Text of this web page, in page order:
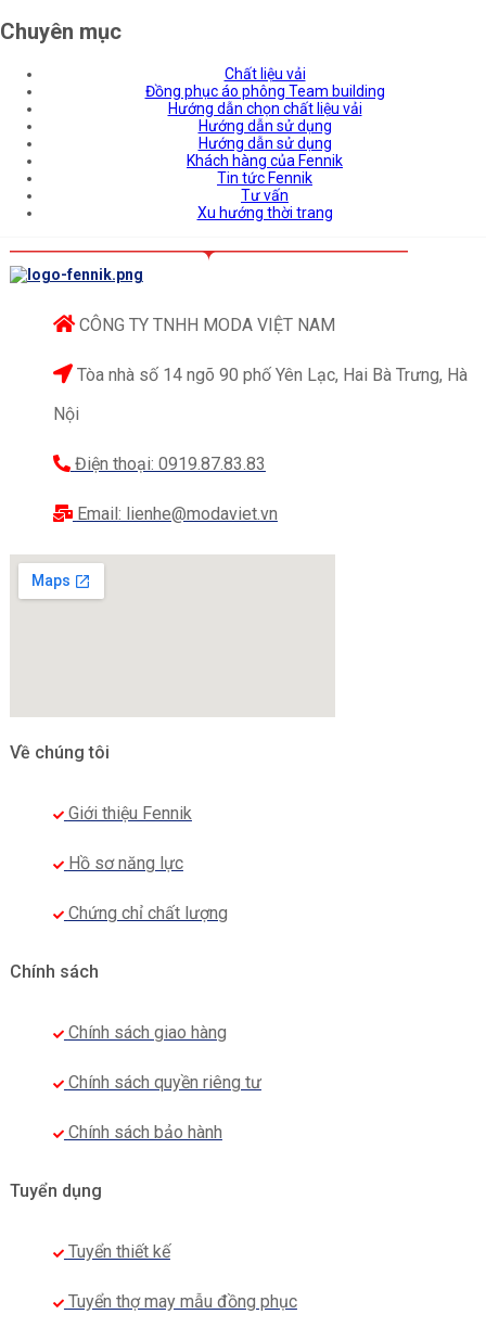
Chuyên mục
Chất liệu vải
Đồng phục áo phông Team building
Hướng dẫn chọn chất liệu vải
Hướng dẫn sử dụng
Hướng dẫn sử dụng
Khách hàng của Fennik
Tin tức Fennik
Tư vấn
Xu hướng thời trang
CÔNG TY TNHH MODA VIỆT NAM
Tòa nhà số 14 ngõ 90 phố Yên Lạc, Hai Bà Trưng, Hà
Nội
Điện thoại: 0919.87.83.83
Email: lienhe@modaviet.vn
Về chúng tôi
Giới thiệu Fennik
Hồ sơ năng lực
Chứng chỉ chất lượng
Chính sách
Chính sách giao hàng
Chính sách quyền riêng tư
Chính sách bảo hành
Tuyển dụng
Tuyển thiết kế
Tuyển thợ may mẫu đồng phục